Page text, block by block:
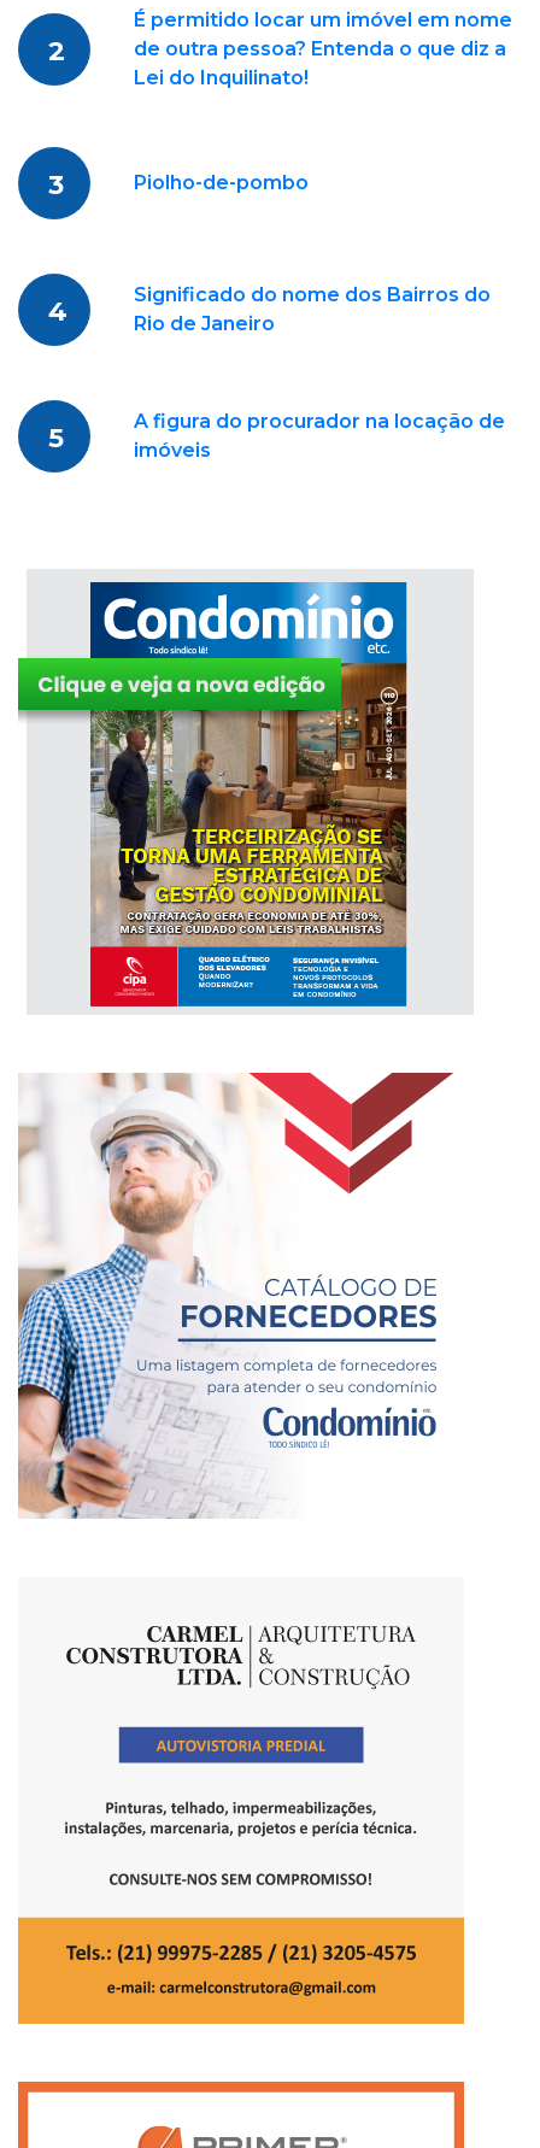
2
É permitido locar um imóvel em nome
de outra pessoa? Entenda o que diz a
Lei do Inquilinato!
3 Piolho-de-pombo
4
Significado do nome dos Bairros do
Rio de Janeiro
5
A figura do procurador na locação de
imóveis